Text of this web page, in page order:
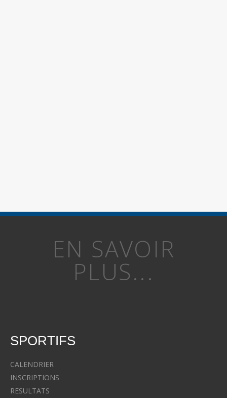
EN SAVOIR
PLUS...
SPORTIFS
CALENDRIER
INSCRIPTIONS
RESULTATS